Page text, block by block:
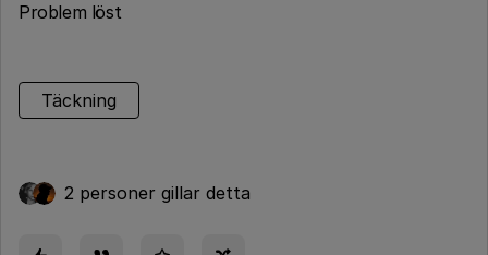
Problem löst
Täckning
2 personer gillar detta